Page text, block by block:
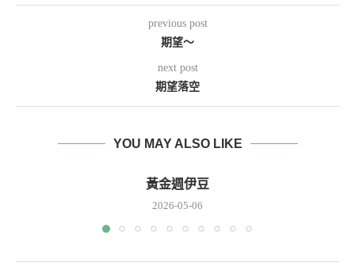
previous post
期望～
next post
期望落空
YOU MAY ALSO LIKE
黃金週伊豆
2026-05-06